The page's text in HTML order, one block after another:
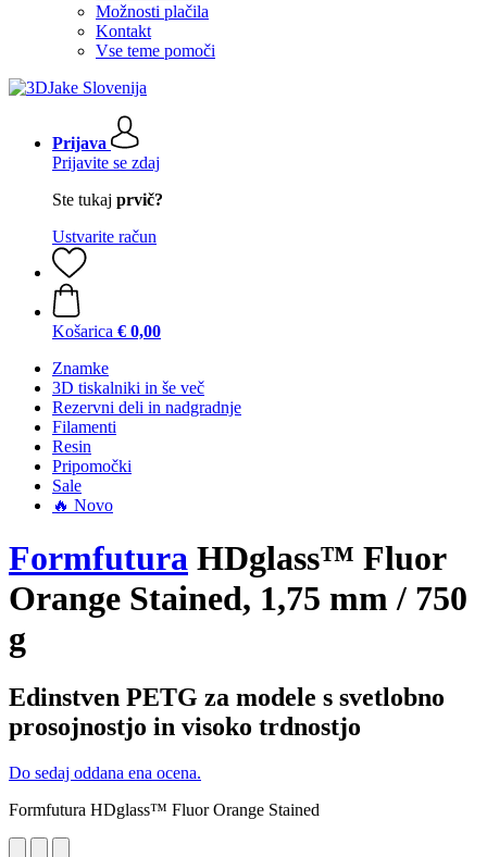
Možnosti plačila
Kontakt
Vse teme pomoči
Prijava
Prijavite se zdaj
Ste tukaj prvič?
Ustvarite račun
Košarica € 0,00
Znamke
3D tiskalniki in še več
Rezervni deli in nadgradnje
Filamenti
Resin
Pripomočki
Sale
🔥 Novo
Formfutura HDglass™ Fluor
Orange Stained, 1,75 mm / 750
g
Edinstven PETG za modele s svetlobno
prosojnostjo in visoko trdnostjo
Do sedaj oddana ena ocena.
Formfutura HDglass™ Fluor Orange Stained